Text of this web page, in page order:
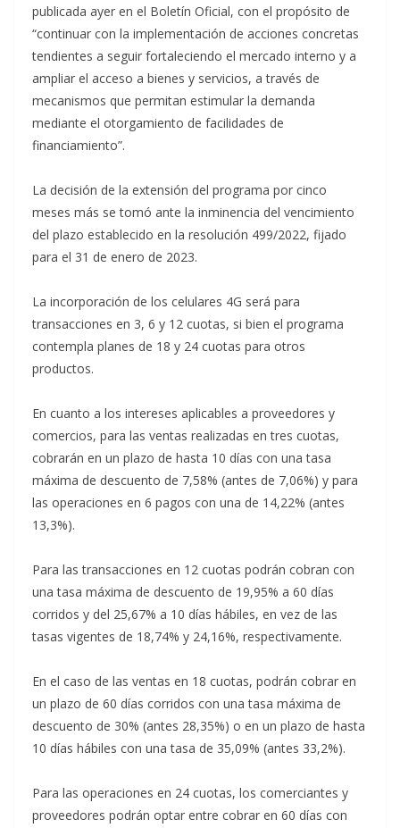
publicada ayer en el Boletín Oficial, con el propósito de
“continuar con la implementación de acciones concretas
tendientes a seguir fortaleciendo el mercado interno y a
ampliar el acceso a bienes y servicios, a través de
mecanismos que permitan estimular la demanda
mediante el otorgamiento de facilidades de
financiamiento”.
La decisión de la extensión del programa por cinco
meses más se tomó ante la inminencia del vencimiento
del plazo establecido en la resolución 499/2022, fijado
para el 31 de enero de 2023.
La incorporación de los celulares 4G será para
transacciones en 3, 6 y 12 cuotas, si bien el programa
contempla planes de 18 y 24 cuotas para otros
productos.
En cuanto a los intereses aplicables a proveedores y
comercios, para las ventas realizadas en tres cuotas,
cobrarán en un plazo de hasta 10 días con una tasa
máxima de descuento de 7,58% (antes de 7,06%) y para
las operaciones en 6 pagos con una de 14,22% (antes
13,3%).
Para las transacciones en 12 cuotas podrán cobran con
una tasa máxima de descuento de 19,95% a 60 días
corridos y del 25,67% a 10 días hábiles, en vez de las
tasas vigentes de 18,74% y 24,16%, respectivamente.
En el caso de las ventas en 18 cuotas, podrán cobrar en
un plazo de 60 días corridos con una tasa máxima de
descuento de 30% (antes 28,35%) o en un plazo de hasta
10 días hábiles con una tasa de 35,09% (antes 33,2%).
Para las operaciones en 24 cuotas, los comerciantes y
proveedores podrán optar entre cobrar en 60 días con